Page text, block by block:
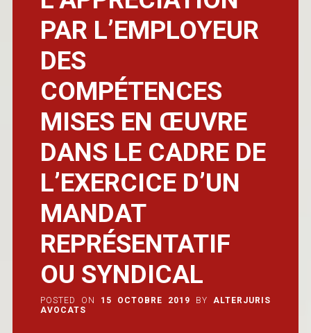
PAR L’EMPLOYEUR
DES
COMPÉTENCES
MISES EN ŒUVRE
DANS LE CADRE DE
L’EXERCICE D’UN
MANDAT
REPRÉSENTATIF
OU SYNDICAL
POSTED ON 15 OCTOBRE 2019 BY
ALTERJURIS
AVOCATS